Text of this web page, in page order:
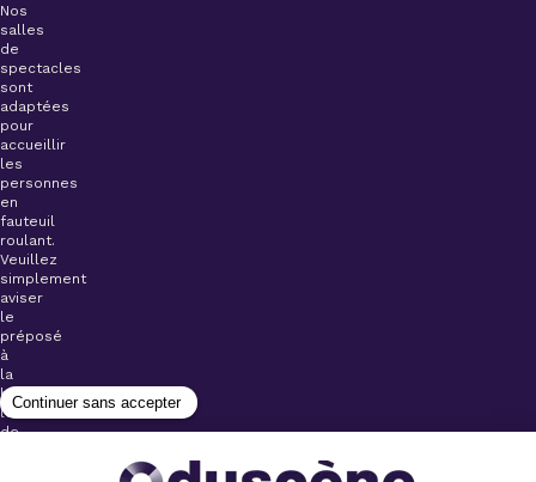
Nos
salles
de
spectacles
sont
adaptées
pour
accueillir
les
personnes
en
fauteuil
roulant.
Veuillez
simplement
aviser
le
préposé
à
la
billetterie
lors
de